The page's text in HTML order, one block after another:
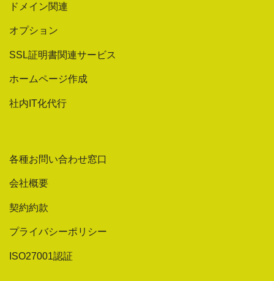
ドメイン関連
オプション
SSL証明書関連サービス
ホームページ作成
社内IT化代行
各種お問い合わせ窓口
会社概要
契約約款
プライバシーポリシー
ISO27001認証